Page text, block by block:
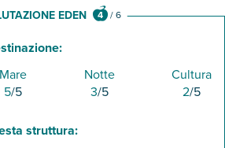
EDEN
4 /6
Mare
5/5
Notte
3/5
Cultura
2/5
struttura: